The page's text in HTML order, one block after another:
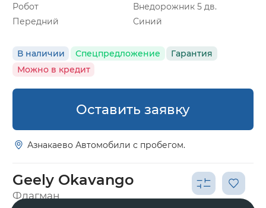
Робот
Внедорожник 5 дв.
Передний
Синий
В наличии Спецпредложение
Гарантия
Можно в кредит
Оставить заявку
Азнакаево Автомобили с пробегом.
Geely Okavango
Флагман